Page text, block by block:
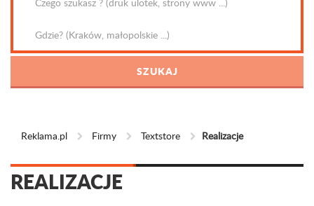
Reklama.pl Firmy Textstore Realizacje
REALIZACJE